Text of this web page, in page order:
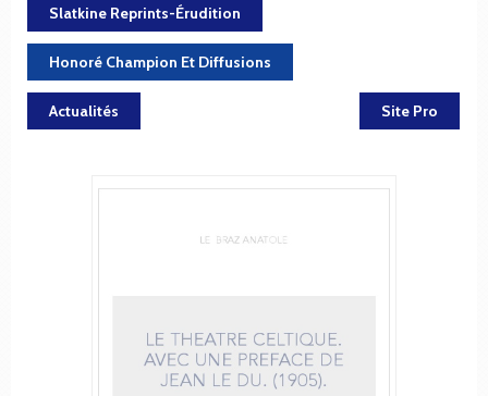
Slatkine Reprints-Érudition
Honoré Champion Et Diffusions
Actualités Site Pro